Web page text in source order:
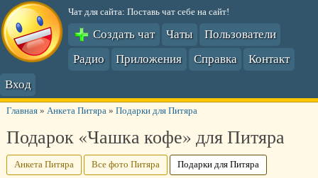
Чат для сайта: Поставь чат себе на сайт!
Создать чат Чаты
Пользователи
Радио
Приложения Справка
Контакт
Вход
Главная» Анкета Питяра» Подарки для Питяра
Подарок «Чашка кофе» для Питяра
Анкета Питяра Все фото Питяра Подарки для Питяра